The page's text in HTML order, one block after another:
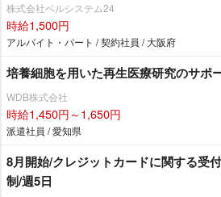
株式会社ベルシステム24
時給1,500円
アルバイト・パート / 契約社員 / 大阪府
培養細胞を用いた再生医療研究のサポ
WDB株式会社
時給1,450円～1,650円
派遣社員 / 愛知県
8月開始/クレジットカードに関する受
制/週5日